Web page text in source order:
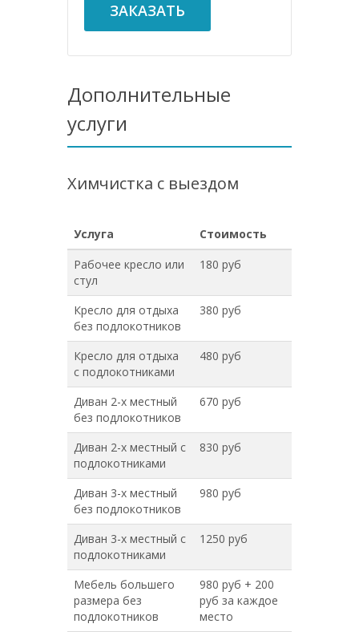
ЗАКАЗАТЬ
Дополнительные
услуги
Химчистка с выездом
Услуга
Стоимость
Рабочее кресло или
стул
180 руб
Кресло для отдыха
без подлокотников
380 руб
Кресло для отдыха
с подлокотниками
480 руб
Диван 2-х местный
без подлокотников
670 руб
Диван 2-х местный с
подлокотниками
830 руб
Диван 3-х местный
без подлокотников
980 руб
Диван 3-х местный с
подлокотниками
1250 руб
Мебель большего
размера без
подлокотников
980 руб + 200
руб за каждое
место